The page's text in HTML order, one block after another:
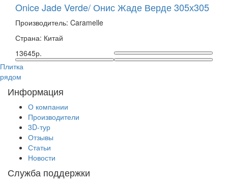
Onice Jade Verde/ Онис Жаде Верде 305х305
Производитель: Caramelle
Страна: Китай
13645р.
Плитка
рядом
Информация
О компании
Производители
3D-тур
Отзывы
Статьи
Новости
Служба поддержки